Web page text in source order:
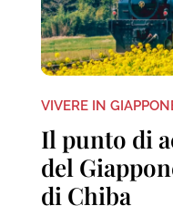
VIVERE IN
Il punto di
del
di Chiba